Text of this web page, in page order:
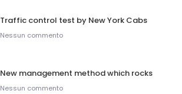
Traffic control test by New York Cabs
Nessun commento
New management method which rocks
Nessun commento